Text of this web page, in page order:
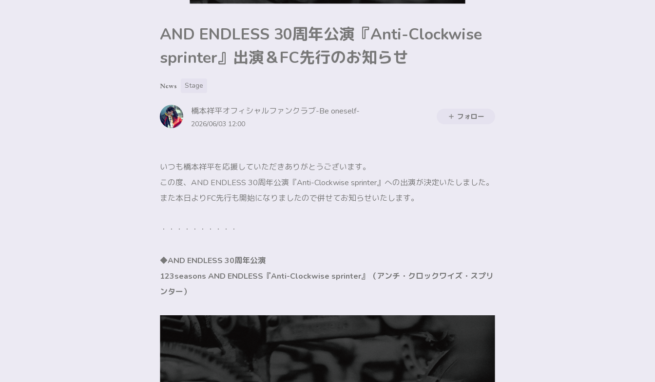
AND ENDLESS 30周年公演『Anti-Clockwise
sprinter』出演＆FC先行のお知らせ
News Stage
橋本祥平オフィシャルファンクラブ-Be oneself-
2026/06/03 12:00
フォロー
いつも橋本祥平を応援していただきありがとうございます。
この度、AND ENDLESS 30周年公演『Anti-Clockwise sprinter』への出演が決定いたしました。
また本日よりFC先行も開始になりましたので併せてお知らせいたします。
・・・・・・・・・・
◆AND ENDLESS 30周年公演
123seasons AND ENDLESS『Anti-Clockwise sprinter』（アンチ・クロックワイズ・スプリ
ンター）